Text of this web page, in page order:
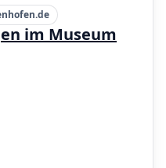
im Museum